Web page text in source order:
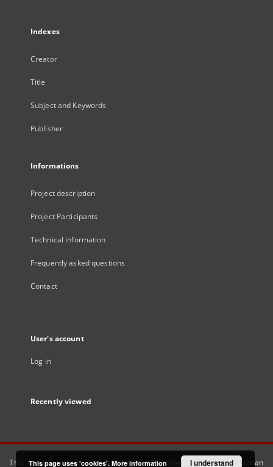
Indexes
Creator
Title
Subject and Keywords
Publisher
Informations
Project description
Project Participants
Technical information
Frequently asked questions
Contact
User's account
Log in
Recently viewed
This service runs onDInGO dLibra 6.3.21software created by Poznan
This page uses 'cookies'. More information I understand